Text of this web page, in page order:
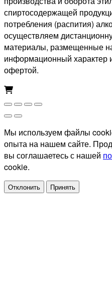
спиртосодержащей
потребления (распития)
осуществляем
материалы, размещенные
информационный характер
офертой.
Мы используем файлы
опыта на нашем сайте.
вы соглашаетесь с нашей
cookie.
Отклонить Принять